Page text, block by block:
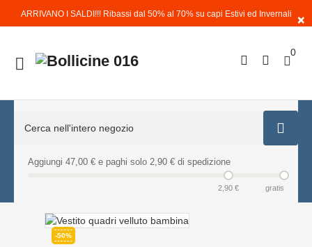
×
ARRIVANO I SALDI!!! Ribassi dal 50% al 70% su capi Estivi ed Invernali

0
Aggiungi 47,00 € e paghi solo 2,90 € di spedizione
2,90 € gratis
-50%